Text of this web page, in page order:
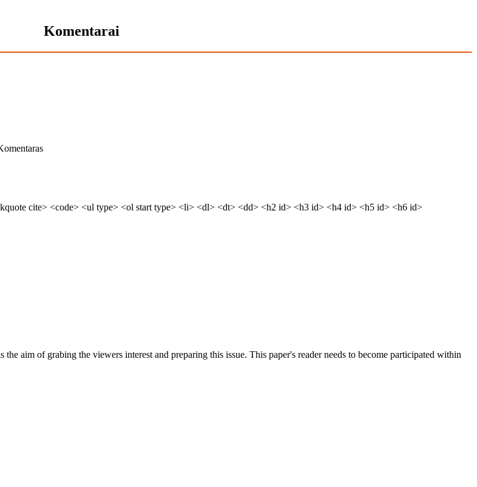
Komentarai
cite> <code> <ul type> <ol start type> <li> <dl> <dt> <dd> <h2 id> <h3 id> <h4 id> <h5 id> <h6 id>
aim of grabing the viewers interest and preparing this issue. This paper's reader needs to become participated within